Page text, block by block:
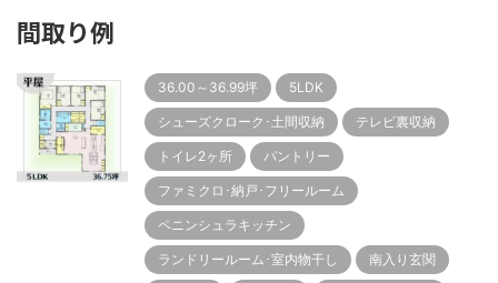
間取り例
36.00～36.99坪 5LDK
シューズクローク･土間収納 テレビ裏収納
トイレ2ヶ所 パントリー
ファミクロ･納戸･フリールーム
ペニンシュラキッチン
ランドリールーム･室内物干し 南入り玄関